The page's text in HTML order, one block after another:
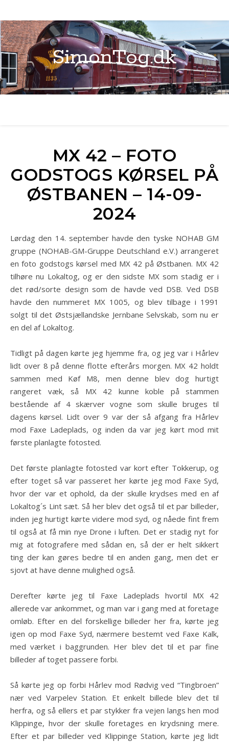
SimonTog.dk
MX 42 – FOTO
GODSTOGS KØRSEL PÅ
ØSTBANEN – 14-09-
2024
Lørdag den 14. september havde den tyske NOHAB GM
gruppe (NOHAB-GM-Gruppe Deutschland e.V.) arrangeret
en foto godstogs kørsel med MX 42 på Østbanen. MX 42
tilhøre nu Lokaltog, og er den sidste MX som stadig er i
det rød/sorte design som de havde ved DSB. Ved DSB
havde den nummeret MX 1005, og blev tilbage i 1991
solgt til det Østsjællandske Jernbane Selvskab, som nu er
en del af Lokaltog.
Tidligt på dagen kørte jeg hjemme fra, og jeg var i Hårlev
lidt over 8 på denne flotte efterårs morgen. MX 42 holdt
sammen med Køf M8, men denne blev dog hurtigt
rangeret væk, så MX 42 kunne koble på stammen
bestående af 4 skærver vogne som skulle bruges til
dagens kørsel. Lidt over 9 var der så afgang fra Hårlev
mod Faxe Ladeplads, og inden da var jeg kørt mod mit
første planlagte fotosted.
Det første planlagte fotosted var kort efter Tokkerup, og
efter toget så var passeret her kørte jeg mod Faxe Syd,
hvor der var et ophold, da der skulle krydses med en af
Lokaltog´s Lint sæt. Så her blev det også til et par billeder,
inden jeg hurtigt kørte videre mod syd, og nåede fint frem
til også at få min nye Drone i luften. Det er stadig nyt for
mig at fotografere med sådan en, så der er helt sikkert
ting der kan gøres bedre til en anden gang, men det er
sjovt at have denne mulighed også.
Derefter kørte jeg til Faxe Ladeplads hvortil MX 42
allerede var ankommet, og man var i gang med at foretage
omløb. Efter en del forskellige billeder her fra, kørte jeg
igen op mod Faxe Syd, nærmere bestemt ved Faxe Kalk,
med værket i baggrunden. Her blev det til et par fine
billeder af toget passere forbi.
Så kørte jeg op forbi Hårlev mod Rødvig ved “Tingbroen”
nær ved Varpelev Station. Et enkelt billede blev det til
herfra, og så ellers et par stykker fra vejen langs hen mod
Klippinge, hvor der skulle foretages en krydsning mere.
Efter et par billeder ved Klippinge Station, kørte jeg lidt